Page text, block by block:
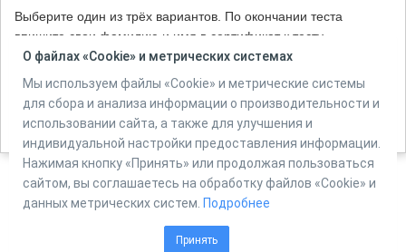
Выберите один из трёх вариантов. По окончании теста
впишите свои фамилию и имя в сертификат к тесту.
Автор: Утробина Евгения, ЦМДБ им. М. Горького, г. Ижевск
Powered by
Online Test Pad
О файлах «Cookie» и метрических системах
Мы используем файлы «Cookie» и метрические системы
для сбора и анализа информации о производительности и
использовании сайта, а также для улучшения и
индивидуальной настройки предоставления информации.
Нажимая кнопку «Принять» или продолжая пользоваться
сайтом, вы соглашаетесь на обработку файлов «Cookie» и
данных метрических систем. Подробнее
Принять